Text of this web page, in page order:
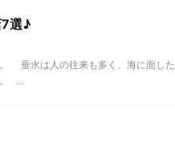
7選♪
垂水は人の往来も多く、海に面した
。 ...